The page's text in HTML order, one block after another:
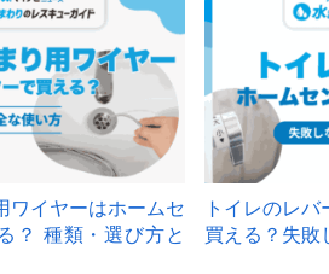
ワイヤーはホームセ
？ 種類・選び方と
トイレのレ
買える？失敗